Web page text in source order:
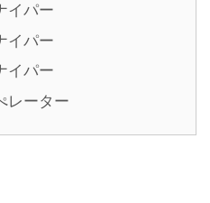
パー
パー
パー
ーター